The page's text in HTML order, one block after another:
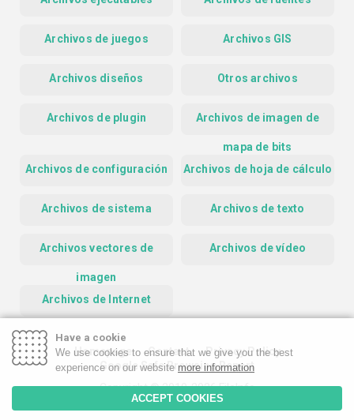
Archivos de juegos Archivos GIS
Archivos diseños Otros archivos
Archivos de plugin Archivos de imagen de
mapa de bits
Archivos de configuración
Archivos de hoja de cálculo
Archivos de sistema Archivos de texto
Archivos vectores de
imagen
Archivos de vídeo
Archivos de Internet
Homepage Contact
Privacy Policy
Google Safe Browsing Report
Copyright © 2019-2026 FileInfo
Have a cookie
We use cookies to ensure that we give you the best
experience on our website more information
ACCEPT COOKIES